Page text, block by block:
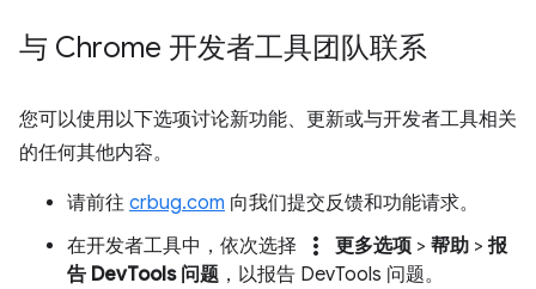
与 Chrome 开发者工具团队联系
您可以使用以下选项讨论新功能、更新或与开发者工具相关
的任何其他内容。
请前往 crbug.com 向我们提交反馈和功能请求。
在开发者工具中，依次选择
more_vert 更多选项 > 帮助 > 报
告 DevTools 问题 ，以报告 DevTools 问题。